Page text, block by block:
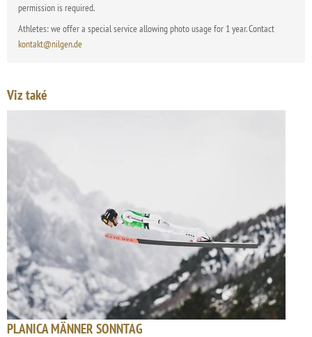
permission is required.
Athletes: we offer a special service allowing photo usage for 1 year. Contact
kontakt@nilgen.de
Viz také
PLANICA MÄNNER SONNTAG